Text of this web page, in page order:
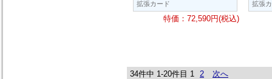
拡張カード
特価：72,590円(税込)
拡張
34件中 1-20件目 1 2 次へ